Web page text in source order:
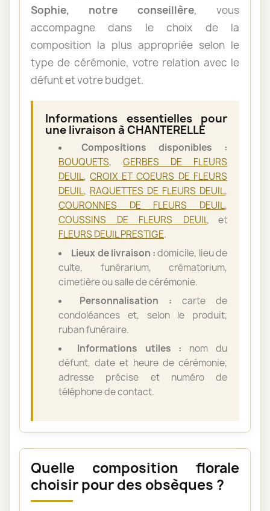
Sophie, notre conseillère, vous
accompagne dans le choix de la
composition la plus appropriée selon le
type de cérémonie, votre relation avec le
défunt et votre budget.
Informations essentielles pour
une livraison à CHANTERELLE
Compositions disponibles :
BOUQUETS, GERBES DE FLEURS
DEUIL,CROIX ET COEURS DE FLEURS
DEUIL, RAQUETTES DE FLEURS DEUIL,
COURONNES DE FLEURS DEUIL,
COUSSINS DE FLEURS DEUILet
FLEURS DEUIL PRESTIGE.
Lieux de livraison :domicile, lieu de
culte, funérarium, crématorium,
cimetière ou salle de cérémonie.
Personnalisation : carte de
condoléances et, selon le produit,
ruban funéraire.
Informations utiles : nom du
défunt, date et heure de cérémonie,
adresse précise et numéro de
téléphone de contact.
Quelle composition florale
choisir pour des obsèques ?